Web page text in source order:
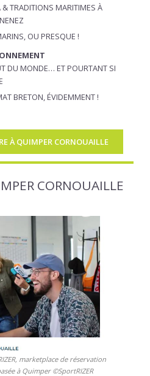
& TRADITIONS MARITIMES À
OU PRESQUE !
DU MONDE… ET POURTANT SI
BRETON, ÉVIDEMMENT !
À QUIMPER CORNOUAILLE
CORNOUAILLE
marketplace de réservation
à Quimper ©SportRIZER